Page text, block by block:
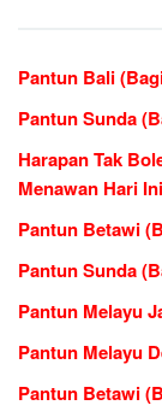
Pantun Bali
Pantun Sunda
Harapan Tak
Menawan Hari
Pantun Betawi
Pantun Sunda
Pantun Melayu
Pantun Melayu
Pantun Betawi